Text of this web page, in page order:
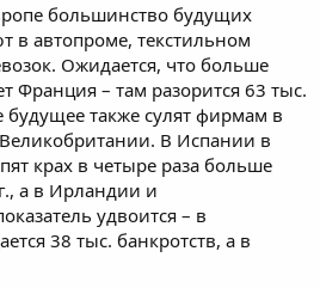
большинство будущих
в автопроме, текстильном
Ожидается, что больше
Франция – там разорится 63 тыс.
также сулят фирмам в
В Испании в
крах в четыре раза больше
а в Ирландии и
удвоится – в
38 тыс. банкротств, а в